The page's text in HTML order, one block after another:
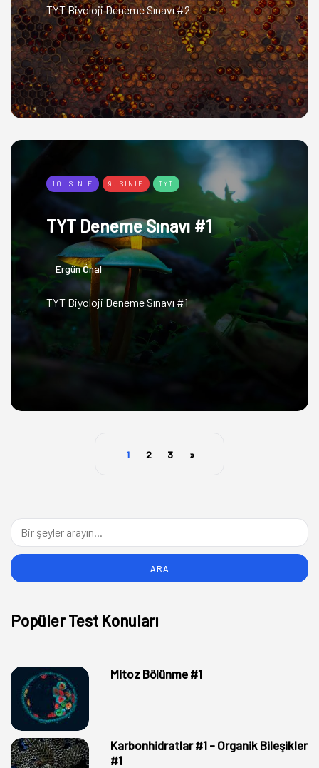
TYT Biyoloji Deneme Sınavı #2
10. SINIF 9. SINIF TYT
TYT Deneme Sınavı #1
Ergün Önal
TYT Biyoloji Deneme Sınavı #1
1 2 3 »
Popüler Test Konuları
Mitoz Bölünme #1
Karbonhidratlar #1 - Organik Bileşikler
#1